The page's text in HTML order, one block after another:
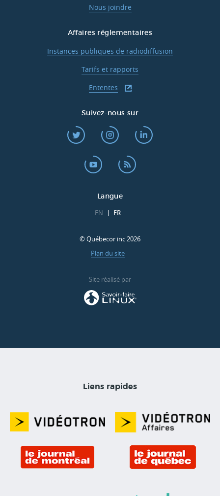
Nous joindre
Affaires réglementaires
Instances publiques de radiodiffusion
Tarifs et rapports
Ententes
Suivez-nous sur
Langue
EN FR
© Québecor inc 2026
Plan du site
Site réalisé par
Liens rapides